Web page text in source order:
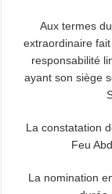
Aux termes
extraordinaire
responsabilité
ayant son siège
La constatation
Feu
La nomination